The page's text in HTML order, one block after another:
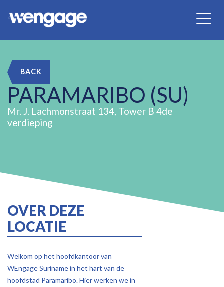
BACK
PARAMARIBO (SU)
Mr. J. Lachmonstraat 134, Tower B 4de
verdieping
OVER DEZE
LOCATIE
Welkom op het hoofdkantoor van
WEngage Suriname in het hart van de
hoofdstad Paramaribo. Hier werken we in